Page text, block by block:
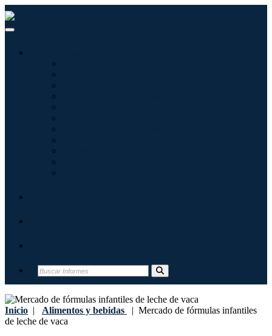
Inicio | Alimentos y bebidas | Mercado de fórmulas infantiles
de leche de vaca